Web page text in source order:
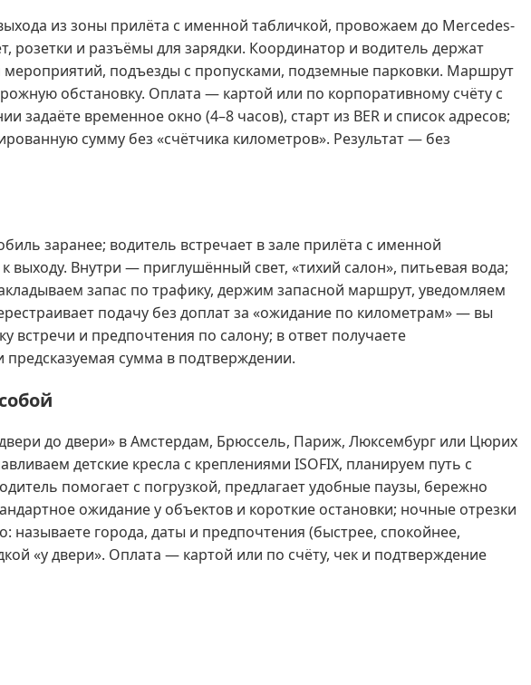
из зоны прилёта с именной табличкой, провожаем до Mercedes-
розетки и разъёмы для зарядки. Координатор и водитель держат
мероприятий, подъезды с пропусками, подземные парковки. Маршрут
обстановку. Оплата — картой или по корпоративному счёту с
временное окно (4–8 часов), старт из BER и список адресов;
сумму без «счётчика километров». Результат — без
заранее; водитель встречает в зале прилёта с именной
Внутри — приглушённый свет, «тихий салон», питьевая вода;
запас по трафику, держим запасной маршрут, уведомляем
подачу без доплат за «ожидание по километрам» — вы
встречи и предпочтения по салону; в ответ получаете
сумма в подтверждении.
до двери» в Амстердам, Брюссель, Париж, Люксембург или Цюрих
детские кресла с креплениями ISOFIX, планируем путь с
помогает с погрузкой, предлагает удобные паузы, бережно
ожидание у объектов и короткие остановки; ночные отрезки
называете города, даты и предпочтения (быстрее, спокойнее,
«у двери». Оплата — картой или по счёту, чек и подтверждение